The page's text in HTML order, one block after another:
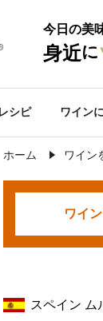
今日の美
身近に
シピ ワイン
ホーム ワイン
ワイ
スペイン ム